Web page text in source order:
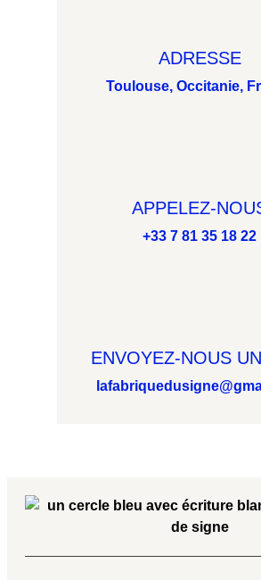
ADRESSE
Toulouse, Occitanie,
APPELEZ-
+33 7 81 35 18 22
ENVOYEZ-NOUS